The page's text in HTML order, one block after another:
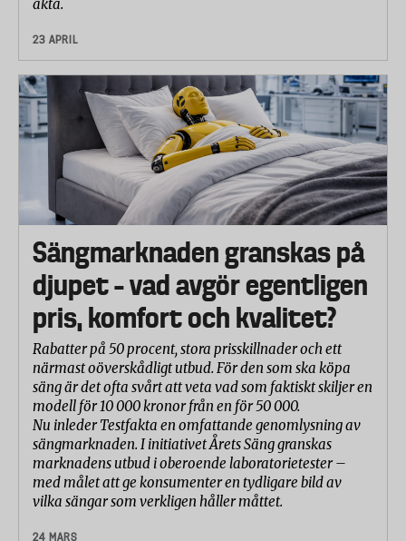
äkta.
23 APRIL
Sängmarknaden granskas på
djupet – vad avgör egentligen
pris, komfort och kvalitet?
Rabatter på 50 procent, stora prisskillnader och ett
närmast oöverskådligt utbud. För den som ska köpa
säng är det ofta svårt att veta vad som faktiskt skiljer en
modell för 10 000 kronor från en för 50 000.
Nu inleder Testfakta en omfattande genomlysning av
sängmarknaden. I initiativet Årets Säng granskas
marknadens utbud i oberoende laboratorietester –
med målet att ge konsumenter en tydligare bild av
vilka sängar som verkligen håller måttet.
24 MARS